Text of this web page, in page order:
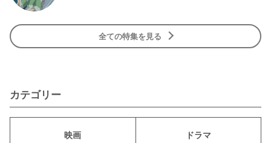
全ての特集を見る
カテゴリー
映画 ドラマ